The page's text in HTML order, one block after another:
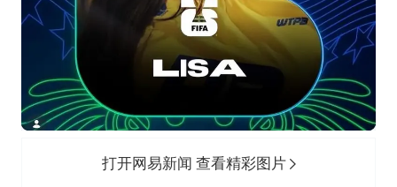
打开网易新闻 查看精彩图片